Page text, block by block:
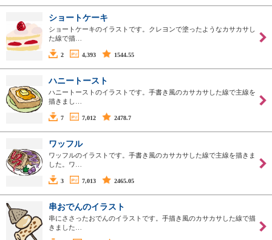
ショートケーキ
ショートケーキのイラストです。クレヨンで塗ったようなカサカサし
た線で描…
2 4,393 1544.55
ハニートースト
ハニートーストのイラストです。手書き風のカサカサした線で主線を
描きまし…
7 7,012 2478.7
ワッフル
ワッフルのイラストです。手書き風のカサカサした線で主線を描きま
した。ワ…
3 7,013 2465.05
串おでんのイラスト
串にささったおでんのイラストです。手描き風のカサカサした線で描
きました…